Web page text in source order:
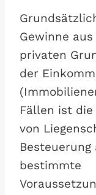
Gewinne
privaten
der
Fällen ist die
von
bestimmte